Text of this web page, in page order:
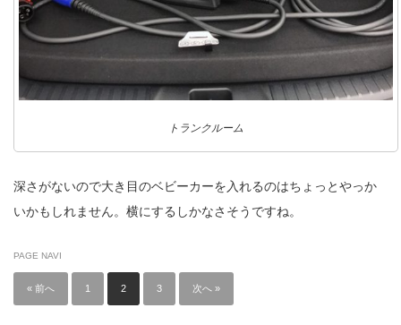
トランクルーム
深さがないので大き目のベビーカーを入れるのはちょっとやっか
いかもしれません。横にするしかなさそうですね。
PAGE NAVI
« 前へ 1 2 3 次へ »